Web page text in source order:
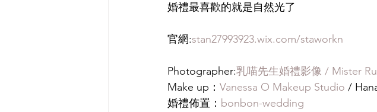
婚禮最喜歡的就是自然光了
官網:stan27993923.wix.com/staworkn
Photographer:乳喵先生婚禮影像 / Mister
Make up： Vanessa O Makeup Studio /
婚禮佈置： bonbon-wedding